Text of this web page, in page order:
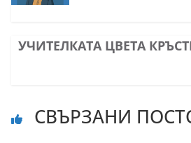
УЧИТЕЛКАТА ЦВЕТА
СВЪРЗАНИ